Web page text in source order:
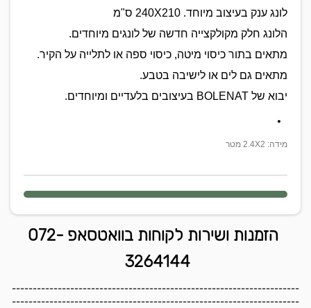
לונג ענק בעיצוב מיוחד. 240X210 ס"מ
הלונג חלק מקולקצייה חדשה של לונגים מיוחדים.
מתאים בתור כיסוי מיטה, כיסוי ספה או לתלייה על הקיר.
מתאים גם לים או לישיבה בטבע.
יבוא של BOLENAT בעיצובים בלעדיים ומיוחדים.
מידה: 2.4X2 מטר
הזמנות ושירות לקוחות בוואטסאפ 072-
3264144
---------------------------------------------------------------------
---------------------------------------------------------------------